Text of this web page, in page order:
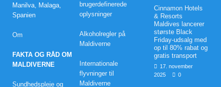
Manilva, Malaga,
Spanien
Om
FAKTA OG RÅD OM
MALDIVERNE
Sundhedspleje og
brugerdefinerede
oplysninger
Alkoholregler på
Maldiverne
Internationale
flyvninger til
Maldiverne
Cinnamon Hotels
& Resorts
Maldives lancerer
største Black
Friday-udsalg med
op til 80% rabat og
gratis transport
17. november
2025
0